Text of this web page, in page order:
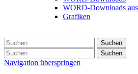
WORD-Downloads
Grafiken
Suchen
Suchen
Navigation überspringen